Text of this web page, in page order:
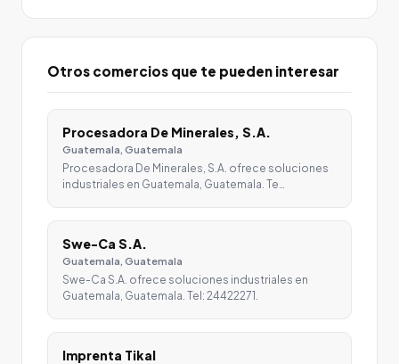
Otros comercios que te pueden interesar
Procesadora De Minerales, S.A.
Guatemala, Guatemala
Procesadora De Minerales, S.A. ofrece soluciones
industriales en Guatemala, Guatemala. Te…
Swe-Ca S.A.
Guatemala, Guatemala
Swe-Ca S.A. ofrece soluciones industriales en
Guatemala, Guatemala. Tel: 24422271.
Imprenta Tikal